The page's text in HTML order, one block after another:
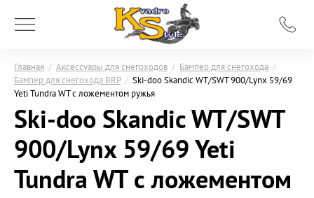
Главная / Аксессуары для снегоходов / Бампер для снегохода /
Бампер для снегохода BRP / Ski-doo Skandic WT/SWT 900/Lynx 59/69
Yeti Tundra WT с ложементом ружья
Ski-doo Skandic WT/SWT
900/Lynx 59/69 Yeti
Tundra WT с ложементом